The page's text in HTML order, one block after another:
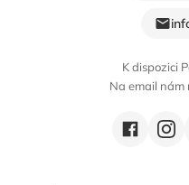
K dispozici
Na email